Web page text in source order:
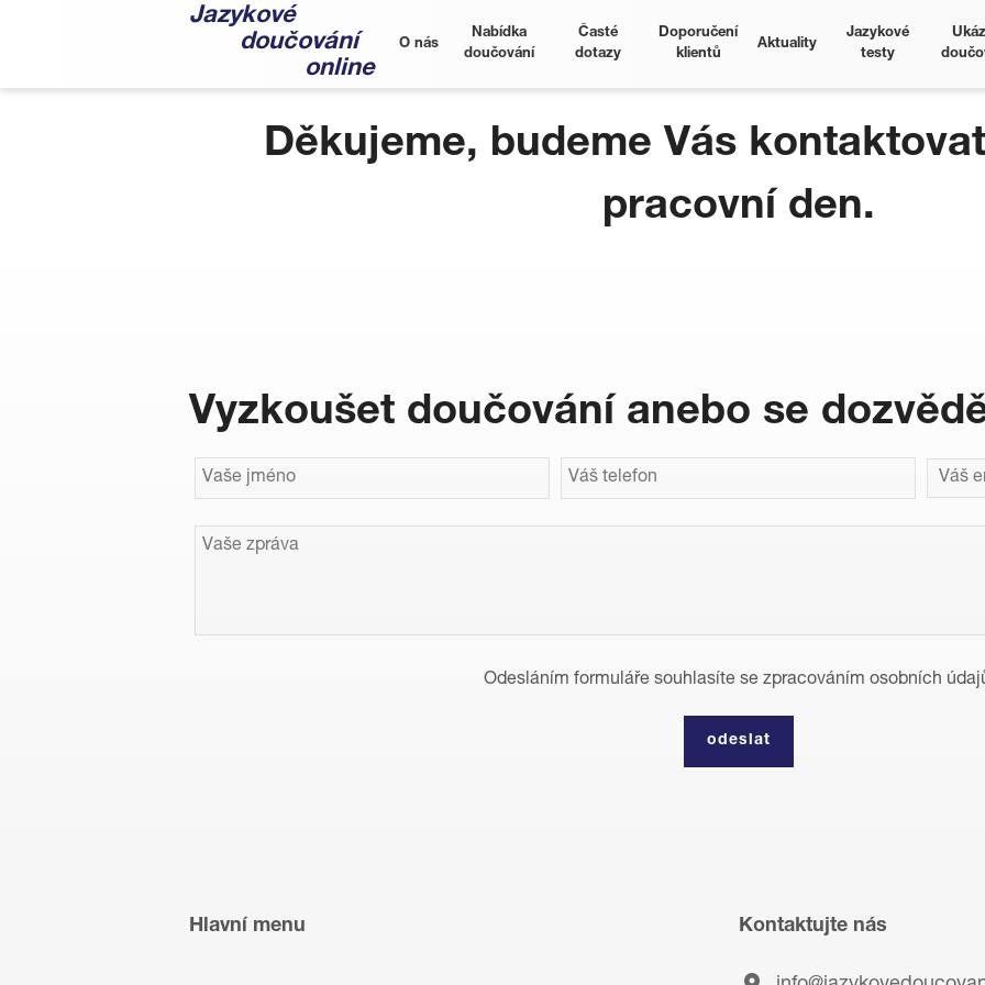
Jazykové
doučování
online
O nás
Nabídka
doučování
Časté
dotazy
Doporučení
klientů
Aktuality
Jazykové
testy
Děkujeme, budeme Vás
pracovní den.
Vyzkoušet doučování anebo se
Odesláním formuláře souhlasíte se zpracováním osobních
Hlavní menu Kontaktujte nás